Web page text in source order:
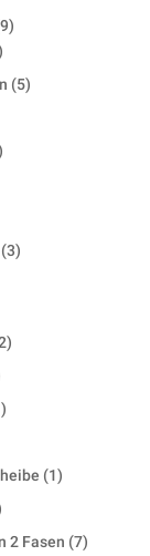
99
product
55
33
2
1
11
product
2 Fasen 77